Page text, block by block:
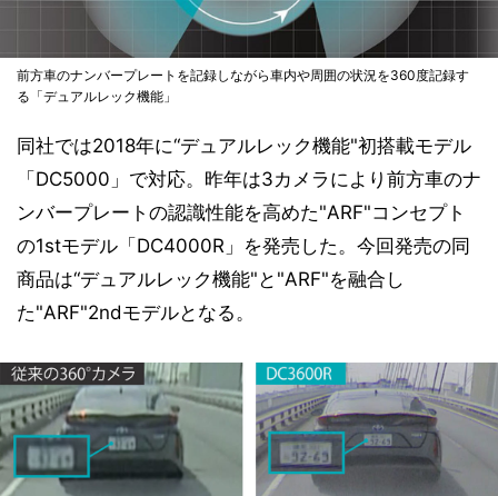
前方車のナンバープレートを記録しながら車内や周囲の状況を360度記録す
る「デュアルレック機能」
同社では2018年に“デュアルレック機能"初搭載モデル
「DC5000」で対応。昨年は3カメラにより前方車のナ
ンバープレートの認識性能を高めた"ARF"コンセプト
の1stモデル「DC4000R」を発売した。今回発売の同
商品は“デュアルレック機能"と"ARF"を融合し
た"ARF"2ndモデルとなる。